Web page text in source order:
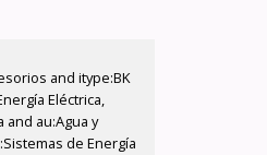
and itype:BK
Eléctrica,
and au:Agua y
de Energía